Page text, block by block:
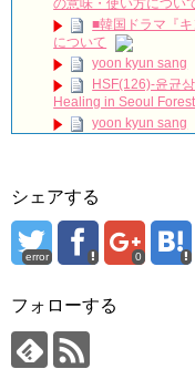
も隙間戦略？ロマンス
NEW!
SBS [피고인] –
ハン・ヘジン 한
언니&#39; (ft. 도여니
bobblessyou2 EP.18
ソン・ヘギョ –
「ライフ・ オン
(ENG SUB)
Jin-Crash Landing On
ョンら同僚芸能人から
キングを一部公開（
の意味・使い方について
■韓国ドラマ『キ
について
yoon kyun sang
HSF(126)-윤균
Healing in Seoul
yoon kyun sang
九尾狐外伝 メイ
チョ・ヒョン
キム・テヒの弟
「まず熱く掃除
【裏芸能】キム
いでしょ？” Big News
シェアする
error 0
フォローする